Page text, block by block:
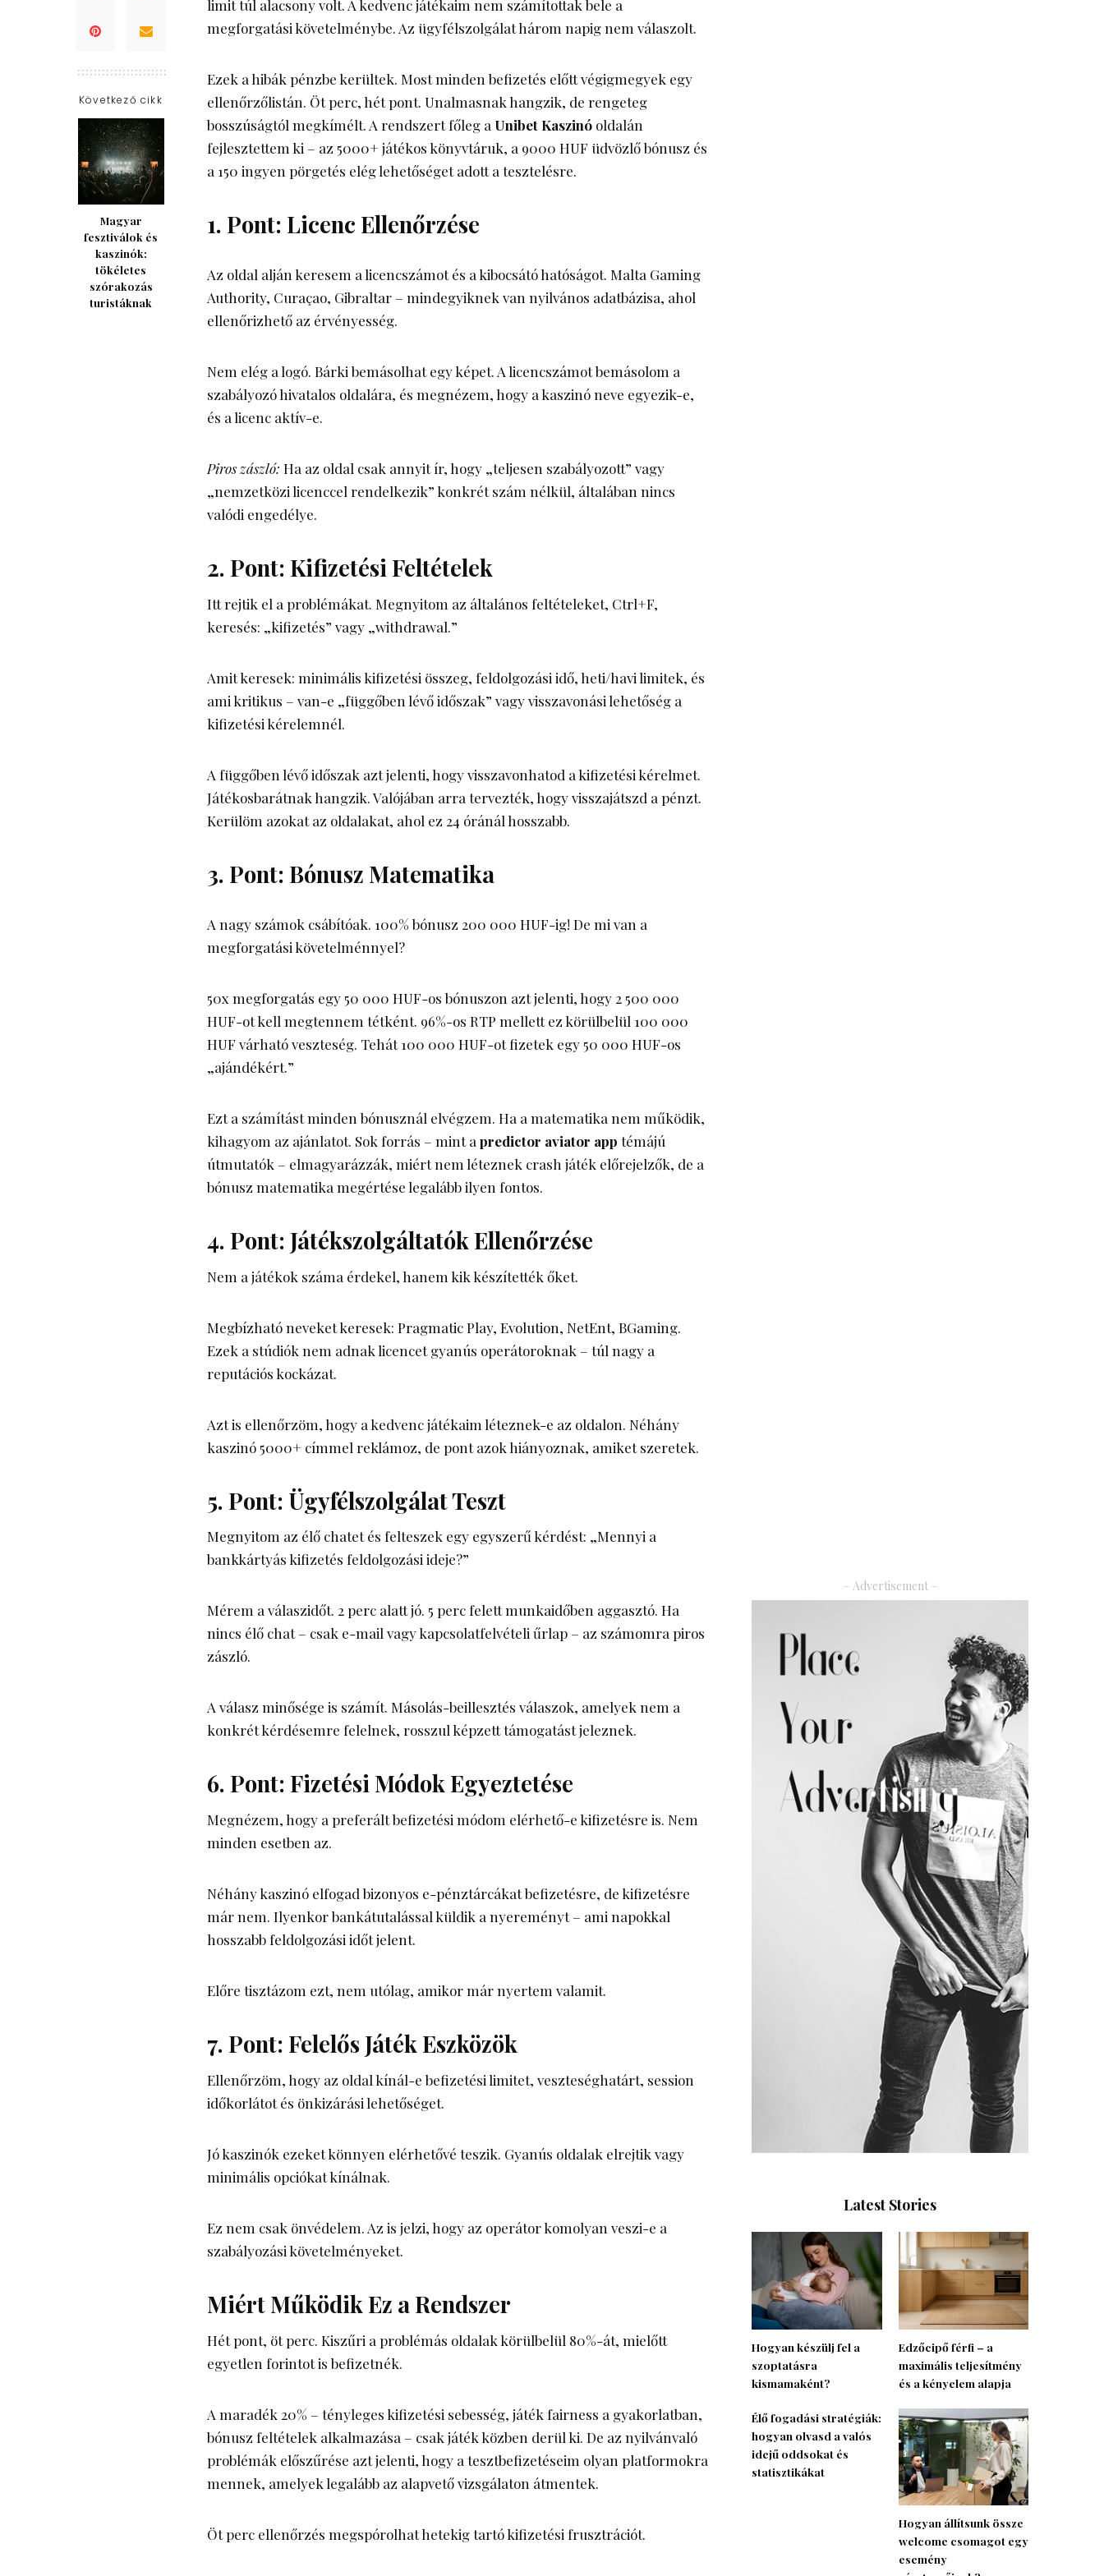
Következő cikk
Magyar
fesztiválok és
kaszinók:
tökéletes
szórakozás
turistáknak
limit túl alacsony volt. A kedvenc játékaim nem számítottak bele a
megforgatási követelménybe. Az ügyfélszolgálat három napig nem válaszolt.
Ezek a hibák pénzbe kerültek. Most minden befizetés előtt végigmegyek egy
ellenőrzőlistán. Öt perc, hét pont. Unalmasnak hangzik, de rengeteg
bosszúságtól megkímélt. A rendszert főleg a Unibet Kaszinó oldalán
fejlesztettem ki – az 5000+ játékos könyvtáruk, a 9000 HUF üdvözlő bónusz és
a 150 ingyen pörgetés elég lehetőséget adott a tesztelésre.
1. Pont: Licenc Ellenőrzése
Az oldal alján keresem a licencszámot és a kibocsátó hatóságot. Malta Gaming
Authority, Curaçao, Gibraltar – mindegyiknek van nyilvános adatbázisa, ahol
ellenőrizhető az érvényesség.
Nem elég a logó. Bárki bemásolhat egy képet. A licencszámot bemásolom a
szabályozó hivatalos oldalára, és megnézem, hogy a kaszinó neve egyezik-e,
és a licenc aktív-e.
Piros zászló: Ha az oldal csak annyit ír, hogy „teljesen szabályozott” vagy
„nemzetközi licenccel rendelkezik” konkrét szám nélkül, általában nincs
valódi engedélye.
2. Pont: Kifizetési Feltételek
Itt rejtik el a problémákat. Megnyitom az általános feltételeket, Ctrl+F,
keresés: „kifizetés” vagy „withdrawal.”
Amit keresek: minimális kifizetési összeg, feldolgozási idő, heti/havi limitek, és
ami kritikus – van-e „függőben lévő időszak” vagy visszavonási lehetőség a
kifizetési kérelemnél.
A függőben lévő időszak azt jelenti, hogy visszavonhatod a kifizetési kérelmet.
Játékosbarátnak hangzik. Valójában arra tervezték, hogy visszajátszd a pénzt.
Kerülöm azokat az oldalakat, ahol ez 24 óránál hosszabb.
3. Pont: Bónusz Matematika
A nagy számok csábítóak. 100% bónusz 200 000 HUF-ig! De mi van a
megforgatási követelménnyel?
50x megforgatás egy 50 000 HUF-os bónuszon azt jelenti, hogy 2 500 000
HUF-ot kell megtennem tétként. 96%-os RTP mellett ez körülbelül 100 000
HUF várható veszteség. Tehát 100 000 HUF-ot fizetek egy 50 000 HUF-os
„ajándékért.”
Ezt a számítást minden bónusznál elvégzem. Ha a matematika nem működik,
kihagyom az ajánlatot. Sok forrás – mint a predictor aviator app témájú
útmutatók – elmagyarázzák, miért nem léteznek crash játék előrejelzők, de a
bónusz matematika megértése legalább ilyen fontos.
4. Pont: Játékszolgáltatók Ellenőrzése
Nem a játékok száma érdekel, hanem kik készítették őket.
Megbízható neveket keresek: Pragmatic Play, Evolution, NetEnt, BGaming.
Ezek a stúdiók nem adnak licencet gyanús operátoroknak – túl nagy a
reputációs kockázat.
Azt is ellenőrzöm, hogy a kedvenc játékaim léteznek-e az oldalon. Néhány
kaszinó 5000+ címmel reklámoz, de pont azok hiányoznak, amiket szeretek.
5. Pont: Ügyfélszolgálat Teszt
Megnyitom az élő chatet és felteszek egy egyszerű kérdést: „Mennyi a
bankkártyás kifizetés feldolgozási ideje?”
Mérem a válaszidőt. 2 perc alatt jó. 5 perc felett munkaidőben aggasztó. Ha
nincs élő chat – csak e-mail vagy kapcsolatfelvételi űrlap – az számomra piros
zászló.
A válasz minősége is számít. Másolás-beillesztés válaszok, amelyek nem a
konkrét kérdésemre felelnek, rosszul képzett támogatást jeleznek.
6. Pont: Fizetési Módok Egyeztetése
Megnézem, hogy a preferált befizetési módom elérhető-e kifizetésre is. Nem
minden esetben az.
Néhány kaszinó elfogad bizonyos e-pénztárcákat befizetésre, de kifizetésre
már nem. Ilyenkor bankátutalással küldik a nyereményt – ami napokkal
hosszabb feldolgozási időt jelent.
Előre tisztázom ezt, nem utólag, amikor már nyertem valamit.
7. Pont: Felelős Játék Eszközök
Ellenőrzöm, hogy az oldal kínál-e befizetési limitet, veszteséghatárt, session
időkorlátot és önkizárási lehetőséget.
Jó kaszinók ezeket könnyen elérhetővé teszik. Gyanús oldalak elrejtik vagy
minimális opciókat kínálnak.
Ez nem csak önvédelem. Az is jelzi, hogy az operátor komolyan veszi-e a
szabályozási követelményeket.
Miért Működik Ez a Rendszer
Hét pont, öt perc. Kiszűri a problémás oldalak körülbelül 80%-át, mielőtt
egyetlen forintot is befizetnék.
A maradék 20% – tényleges kifizetési sebesség, játék fairness a gyakorlatban,
bónusz feltételek alkalmazása – csak játék közben derül ki. De az nyilvánvaló
problémák előszűrése azt jelenti, hogy a tesztbefizetéseim olyan platformokra
mennek, amelyek legalább az alapvető vizsgálaton átmentek.
Öt perc ellenőrzés megspórolhat hetekig tartó kifizetési frusztrációt.
– Advertisement –
Latest Stories
Hogyan készülj fel a
szoptatásra
kismamaként?
Edzőcipő férfi – a
maximális teljesítmény
és a kényelem alapja
Élő fogadási stratégiák:
hogyan olvasd a valós
idejű oddsokat és
statisztikákat
Hogyan állítsunk össze
welcome csomagot egy
esemény